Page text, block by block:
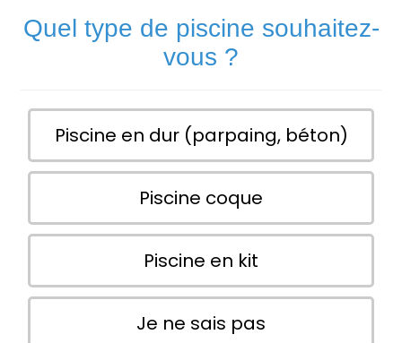
Quel type de piscine souhaitez-
vous ?
Piscine en dur (parpaing, béton)
Piscine coque
Piscine en kit
Je ne sais pas